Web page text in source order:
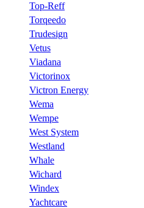
Top-Reff
Torqeedo
Trudesign
Vetus
Viadana
Victorinox
Victron Energy
Wema
Wempe
West System
Westland
Whale
Wichard
Windex
Yachtcare